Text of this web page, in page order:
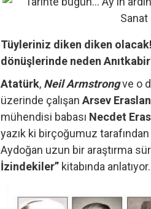
Tüyleriniz diken diken
dönüşlerinde neden
Atatürk, Neil Armstrongve o
üzerinde çalışanArsev
mühendisi babası Necdet
yazık ki birçoğumuz
Aydoğan uzun bir araştırma
İzindekiler” kitabında anlatıyor.